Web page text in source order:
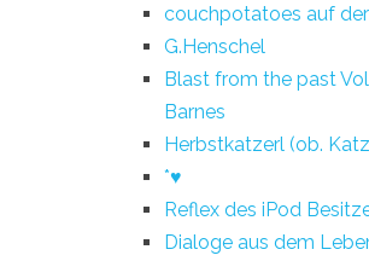
couchpotatoes auf der
G.Henschel
Blast from the past
Barnes
Herbstkatzerl (ob.
*♥
Reflex des iPod
Dialoge aus dem